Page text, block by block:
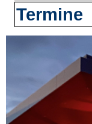
Termine